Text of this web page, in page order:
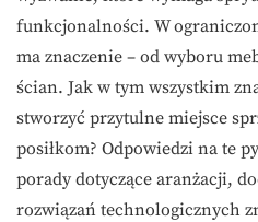
funkcjonalności. W
ma znaczenie – od wyboru
ścian. Jak w tym wszystkim
stworzyć przytulne miejsce
posiłkom? Odpowiedzi na te
porady dotyczące aranżacji,
rozwiązań technologicznych